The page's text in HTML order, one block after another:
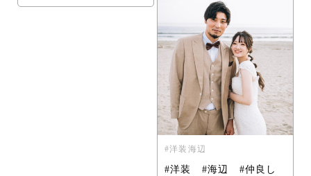
洋装海辺
#洋装 #海辺 #仲良し